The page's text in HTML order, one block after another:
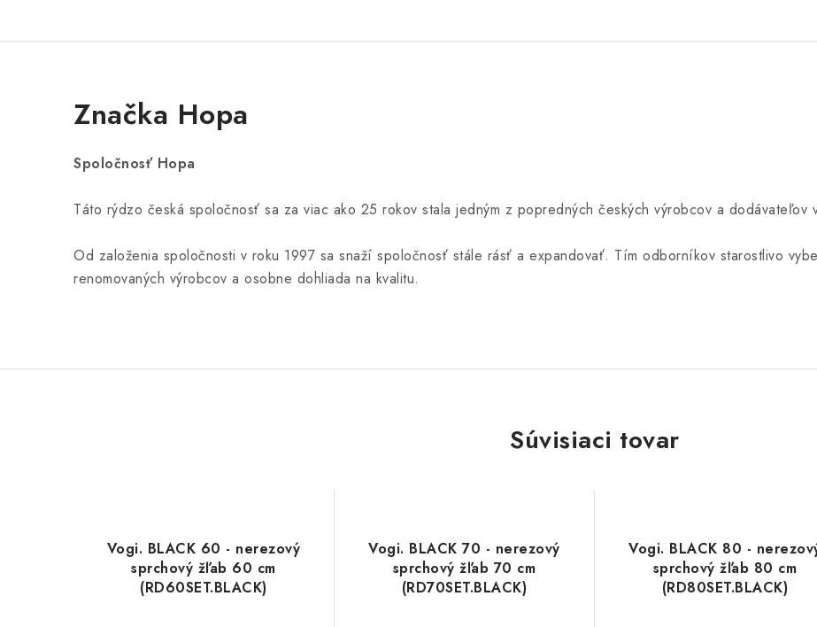
Značka Hopa
Spoločnosť Hopa
Táto rýdzo česká spoločnosť sa za viac ako 25 rokov stala jedným z popredných českých výrobcov a dodávateľov
Od založenia spoločnosti v roku 1997 sa snaží spoločnosť stále rásť a expandovať. Tím odborníkov starostlivo
renomovaných výrobcov a osobne dohliada na kvalitu.
Súvisiaci tovar
Vogi. BLACK 60 - nerezový
sprchový žľab 60 cm
(RD60SET.BLACK)
Vogi. BLACK 70 - nerezový
sprchový žľab 70 cm
(RD70SET.BLACK)
Vogi. BLACK 80 -
sprchový žľab 80 cm
(RD80SET.BLACK)